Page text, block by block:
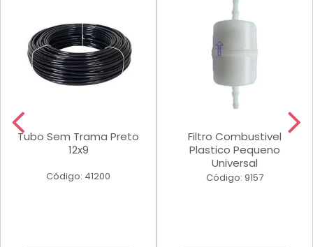
Tubo Sem Trama Preto
12x9
Código: 41200
Filtro Combustivel
Plastico Pequeno
Universal
Código: 9157